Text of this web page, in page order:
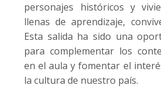
personajes históricos y
llenas de aprendizaje,
Esta salida ha sido una
para complementar los
en el aula y fomentar el
la cultura de nuestro país.